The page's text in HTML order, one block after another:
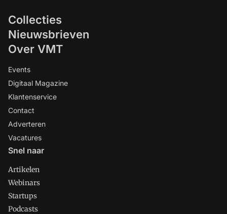
Collecties
Nieuwsbrieven
Over VMT
Events
Digitaal Magazine
Klantenservice
Contact
Adverteren
Vacatures
Snel naar
Artikelen
Webinars
Startups
Podcasts